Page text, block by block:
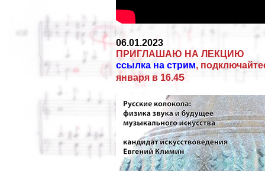
06.01.2023
ПРИГЛАШАЮ НА ЛЕКЦИЮ
ссылка на стрим,
января в 16.45